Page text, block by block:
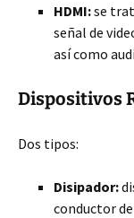
HDMI:se
señal de
así como
Dispositivos
Dos tipos:
Disipador:
conductor